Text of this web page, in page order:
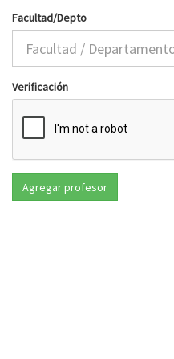
Facultad/Depto
Verificación